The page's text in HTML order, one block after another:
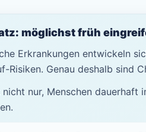
möglichst früh
Erkrankungen entwickeln
Risiken. Genau deshalb sind
nicht nur, Menschen